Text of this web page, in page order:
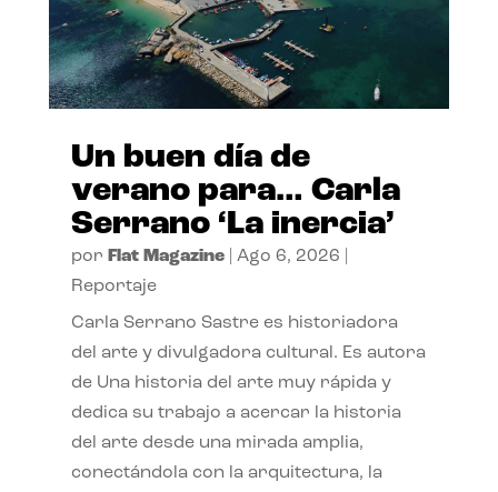
Un buen día de
verano para… Carla
Serrano ‘La inercia’
por Flat Magazine| Ago 6, 2026
Reportaje
Carla Serrano Sastre es historiadora
del arte y divulgadora cultural. Es autora
de Una historia del arte muy rápida y
dedica su trabajo a acercar la historia
del arte desde una mirada amplia,
conectándola con la arquitectura, la